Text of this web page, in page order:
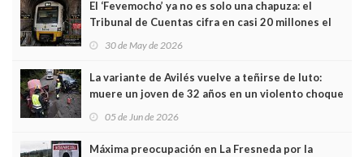
El ‘Fevemocho’ ya no es solo una chapuza: el
Tribunal de Cuentas cifra en casi 20 millones el
sobrecoste de los trenes que no cabían por los
30 de May de 2026
La variante de Avilés vuelve a teñirse de luto:
muere un joven de 32 años en un violento choque
frontal
05 de Jun de 2026
Máxima preocupación en La Fresneda por la